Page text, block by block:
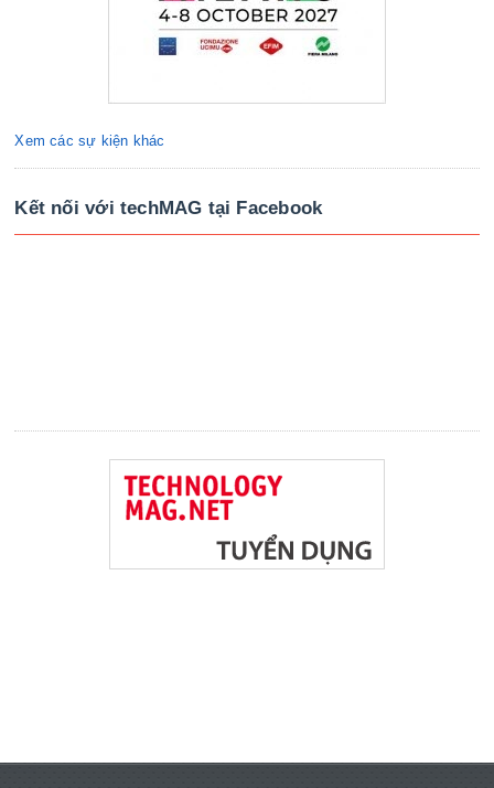
Xem các sự kiện khác
Kết nối với techMAG tại Facebook